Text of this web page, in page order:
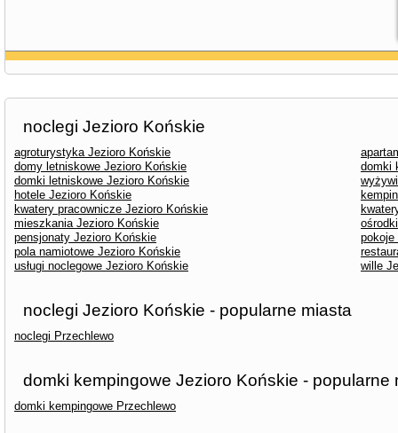
noclegi Jezioro Końskie
agroturystyka Jezioro Końskie
domy letniskowe Jezioro Końskie
domki
domki letniskowe Jezioro Końskie
hotele Jezioro Końskie
kwatery pracownicze Jezioro Końskie
mieszkania Jezioro Końskie
pensjonaty Jezioro Końskie
pokoje
pola namiotowe Jezioro Końskie
usługi noclegowe Jezioro Końskie
wille
noclegi Jezioro Końskie - popularne miasta
noclegi Przechlewo
domki kempingowe Jezioro Końskie - popularne
domki kempingowe Przechlewo